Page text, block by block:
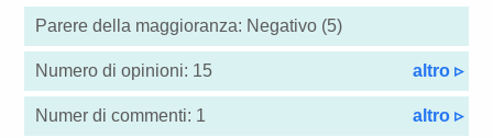
Parere della maggioranza: Negativo (5)
Numero di opinioni: 15 altro ▹
Numer di commenti: 1 altro ▹